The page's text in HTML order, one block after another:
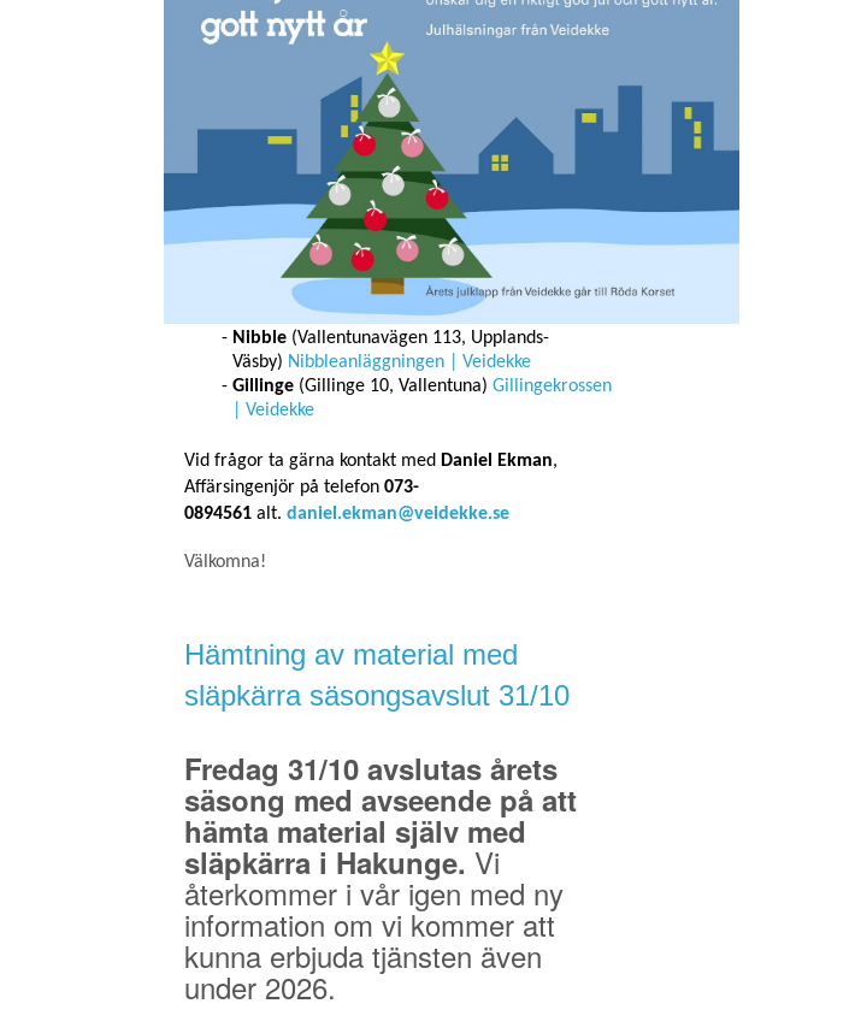
Möjlighet till tippning av
snömassor
Veidekke Industri har tillstånd att ta emot snö på
följande anläggningar:
Almnäs(Södertälje Tveta-Valsta 4:1,
Södertälje)Almnäsanläggningen | Veidekke
Nibble (Vallentunavägen 113, Upplands-
Väsby) Nibbleanläggningen | Veidekke
Gillinge (Gillinge 10, Vallentuna) Gillingekrossen
| Veidekke
Vid frågor ta gärna kontakt med Daniel Ekman,
Affärsingenjör på telefon 073-
0894561 alt. daniel.ekman@veidekke.se
Välkomna!
Hämtning av material med
släpkärra säsongsavslut 31/10
Fredag 31/10 avslutas årets
säsong med avseende på att
hämta material själv med
släpkärra i Hakunge. Vi
återkommer i vår igen med ny
information om vi kommer att
kunna erbjuda tjänsten även
under 2026.